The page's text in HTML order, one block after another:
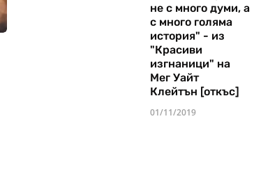
не с много думи, а
с много голяма
история" - из
"Красиви
изгнаници" на
Мег Уайт
Клейтън [откъс]
01/11/2019